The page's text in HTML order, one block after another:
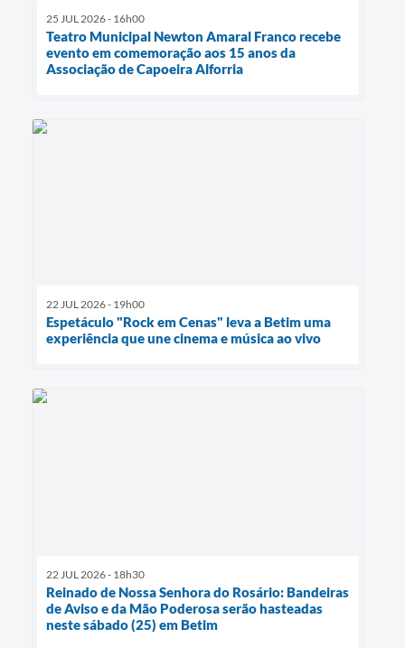
25 JUL 2026 - 16h00
Teatro Municipal Newton Amaral Franco recebe
evento em comemoração aos 15 anos da
Associação de Capoeira Alforria
22 JUL 2026 - 19h00
Espetáculo "Rock em Cenas" leva a Betim uma
experiência que une cinema e música ao vivo
22 JUL 2026 - 18h30
Reinado de Nossa Senhora do Rosário: Bandeiras
de Aviso e da Mão Poderosa serão hasteadas
neste sábado (25) em Betim